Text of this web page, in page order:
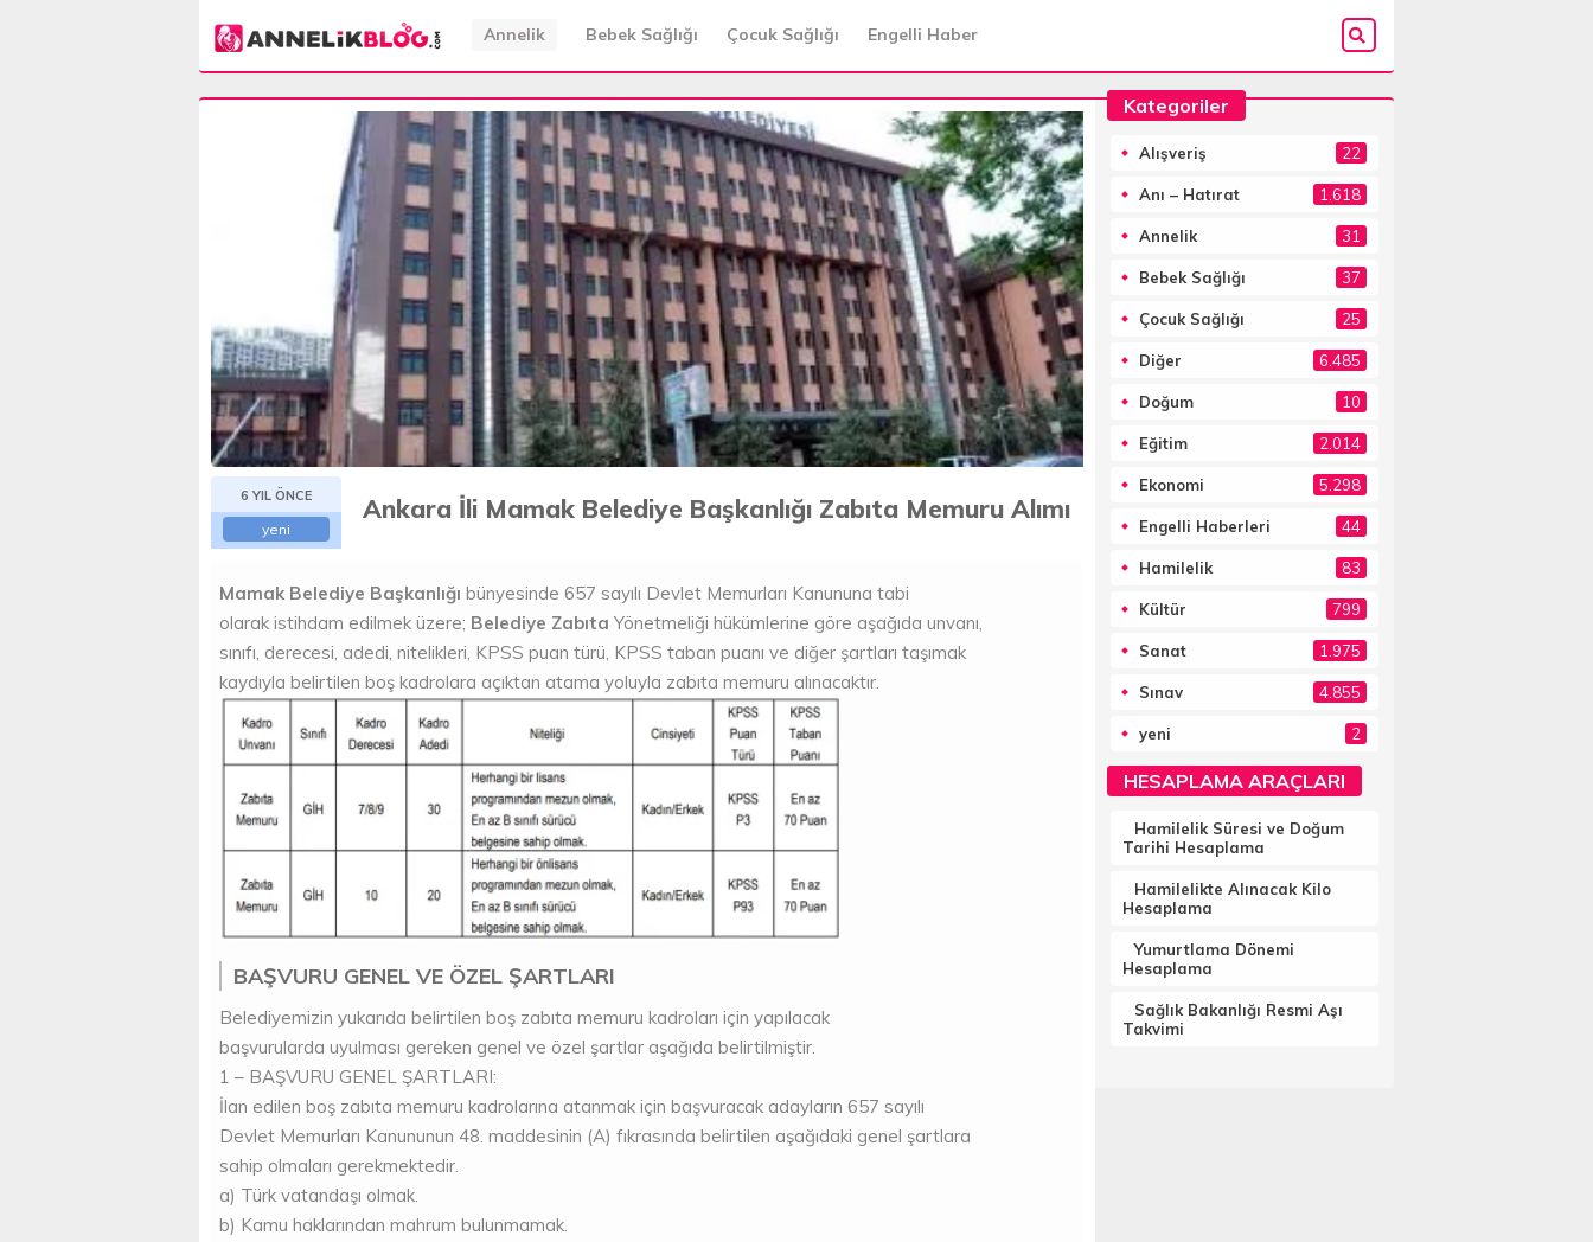
Annelik Bebek Sağlığı Çocuk Sağlığı Engelli Haber
6 YIL ÖNCE
yeni
Ankara İli Mamak Belediye Başkanlığı Zabıta Memuru Alımı
Mamak Belediye Başkanlığı bünyesinde 657 sayılı Devlet Memurları Kanununa tabi
olarak istihdam edilmek üzere; Belediye Zabıta Yönetmeliği hükümlerine göre aşağıda unvanı,
sınıfı, derecesi, adedi, nitelikleri, KPSS puan türü, KPSS taban puanı ve diğer şartları taşımak
kaydıyla belirtilen boş kadrolara açıktan atama yoluyla zabıta memuru alınacaktır.
BAŞVURU GENEL VE ÖZEL ŞARTLARI
Belediyemizin yukarıda belirtilen boş zabıta memuru kadroları için yapılacak
başvurularda uyulması gereken genel ve özel şartlar aşağıda belirtilmiştir.
1 – BAŞVURU GENEL ŞARTLARI:
İlan edilen boş zabıta memuru kadrolarına atanmak için başvuracak adayların 657 sayılı
Devlet Memurları Kanununun 48. maddesinin (A) fıkrasında belirtilen aşağıdaki genel şartlara
sahip olmaları gerekmektedir.
a) Türk vatandaşı olmak.
b) Kamu haklarından mahrum bulunmamak.
Kategoriler
Alışveriş 22
Anı – Hatırat 1.618
Annelik 31
Bebek Sağlığı 37
Çocuk Sağlığı 25
Diğer 6.485
Doğum 10
Eğitim 2.014
Ekonomi 5.298
Engelli Haberleri 44
Hamilelik 83
Kültür 799
Sanat 1.975
Sınav 4.855
yeni 2
HESAPLAMA ARAÇLARI
Hamilelik Süresi ve Doğum
Tarihi Hesaplama
Hamilelikte Alınacak Kilo
Hesaplama
Yumurtlama Dönemi
Hesaplama
Sağlık Bakanlığı Resmi Aşı
Takvimi